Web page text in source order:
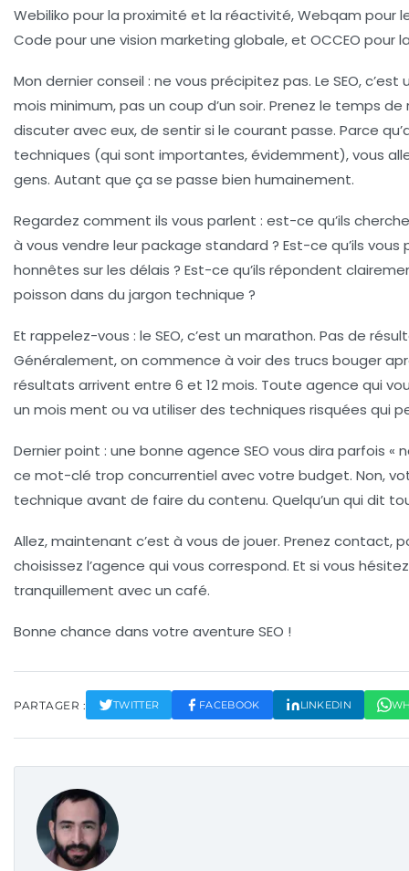
Webiliko pour la proximité et la réactivité, Webqam pour
Code pour une vision marketing globale, et OCCEO pour
Mon dernier conseil : ne vous précipitez pas. Le SEO,
mois minimum, pas un coup d’un soir. Prenez le temps
discuter avec eux, de sentir si le courant passe. Parce
techniques (qui sont importantes, évidemment), vous
gens. Autant que ça se passe bien humainement.
Regardez comment ils vous parlent : est-ce qu’ils
à vous vendre leur package standard ? Est-ce qu’ils
honnêtes sur les délais ? Est-ce qu’ils répondent
poisson dans du jargon technique ?
Et rappelez-vous : le SEO, c’est un marathon. Pas de
Généralement, on commence à voir des trucs bouger
résultats arrivent entre 6 et 12 mois. Toute agence qui
un mois ment ou va utiliser des techniques risquées qui
Dernier point : une bonne agence SEO vous dira parfois «
ce mot-clé trop concurrentiel avec votre budget. Non,
technique avant de faire du contenu. Quelqu’un qui dit
Allez, maintenant c’est à vous de jouer. Prenez contact,
choisissez l’agence qui vous correspond. Et si vous
tranquillement avec un café.
Bonne chance dans votre aventure SEO !
PARTAGER : TWITTER FACEBOOK LINKEDIN